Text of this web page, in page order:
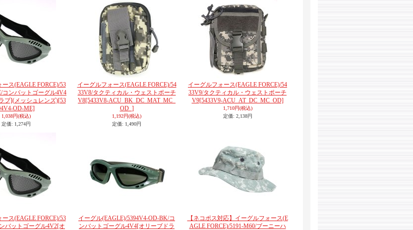
ス(EAGLE FORCE)/53
コンバットゴーグル4V4
ブ](メッシュレンズ)[53
OD-ME]
1,038円(税込)
定価: 1,274円
イーグルフォース(EAGLE FORCE)/54
33V8/タクティカル・ウェストポーチ
V8[5433V8-ACU_BK_DC_MAT_MC_
OD_]
1,192円(税込)
定価: 1,490円
イーグルフォース(EAGLE FORCE)/54
33V9/タクティカル・ウェストポーチ
V9[5433V9-ACU_AT_DC_MC_OD]
1,710円(税込)
定価: 2,138円
ス(EAGLE FORCE)/53
バットゴーグル4V2[オ
イーグル(EAGLE)/5394V4-OD-BK/コ
ンバットゴーグル4V4[オリーブドラ
【ネコポス対応】イーグルフォース(E
AGLE FORCE)/5191-M60/ブーニーハ